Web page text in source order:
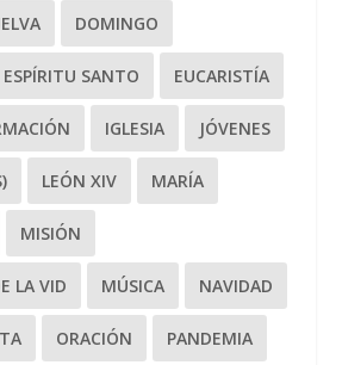
DOMINGO
ESPÍRITU SANTO EUCARISTÍA
IGLESIA JÓVENES
LEÓN XIV MARÍA
MISIÓN
LA VID MÚSICA NAVIDAD
ORACIÓN PANDEMIA